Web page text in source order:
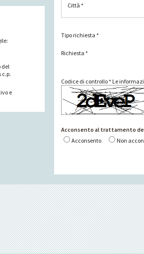
Città *
Tipo richiesta *
Richiesta *
Codice di controllo * Le
Acconsento al trattamento
Acconsento
Non
del
c.p.
e